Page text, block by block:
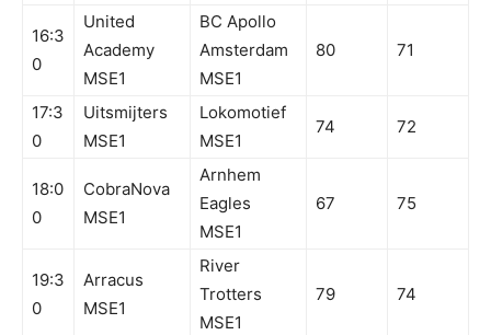
16:3
0
United
Academy
MSE1
BC Apollo
Amsterdam
MSE1
80 71
17:3
0
Uitsmijters
MSE1
Lokomotief
MSE1
74 72
18:0
0
CobraNova
MSE1
Arnhem
Eagles
MSE1
67 75
19:3
0
Arracus
MSE1
River
Trotters
MSE1
79 74